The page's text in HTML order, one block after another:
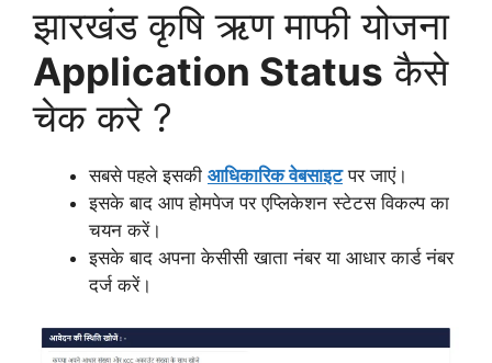
झारखंड कृषि ऋण माफी योजना
Application Status कैसे
चेक करे ?
सबसे पहले इसकी आधिकारिक वेबसाइटपर जाएं।
इसके बाद आप होमपेज पर एप्लिकेशन स्टेटस विकल्प का
चयन करें।
इसके बाद अपना केसीसी खाता नंबर या आधार कार्ड नंबर
दर्ज करें।